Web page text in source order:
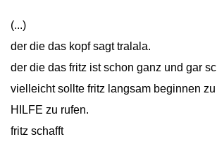
(...)
der die das kopf sagt tralala.
der die das fritz ist schon ganz und gar
vielleicht sollte fritz langsam beginnen
HILFE zu rufen.
fritz schafft